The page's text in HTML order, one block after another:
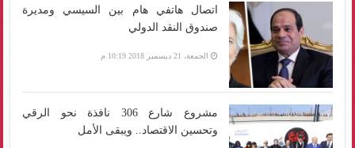
اتصال هاتفي هام بين السيسي ومديرة
صندوق النقد الدولي
الجمعة، 21 ديسمبر 2018 10:19 م
مشروع شارع 306 نافذة نحو الرقي
وتحسين الاقتصاد.. ويبقى الأمل